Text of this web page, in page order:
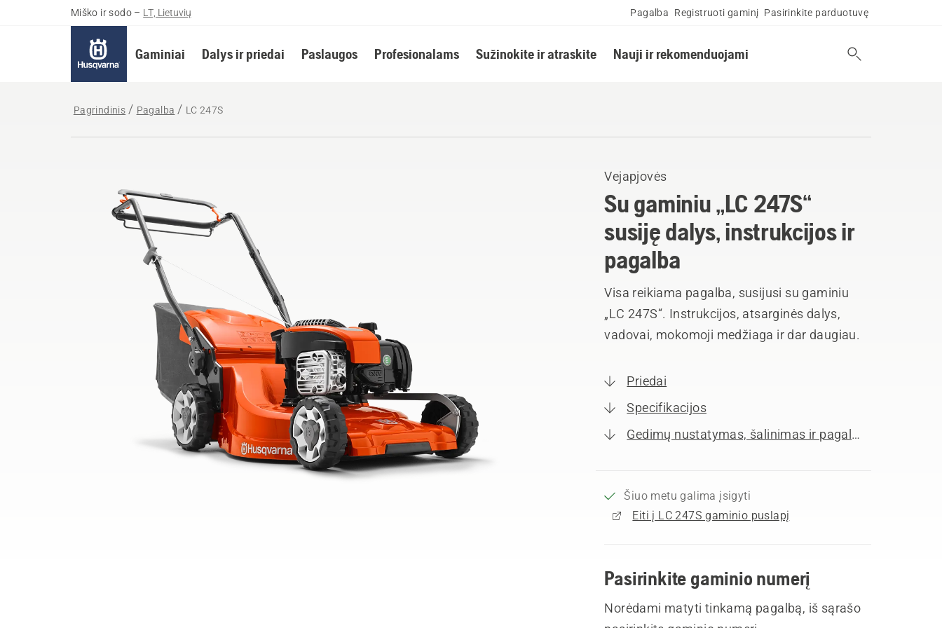
Miško ir sodo – LT, Lietuvių Pagalba Registruoti gaminį Pasirinkite parduotuvę
Gaminiai Dalys ir priedai Paslaugos Profesionalams Sužinokite ir atraskite Nauji ir rekomenduojami
Pagrindinis Pagalba LC 247S
Vejapjovės
Su gaminiu „LC 247S“
susiję dalys, instrukcijos ir
pagalba
Visa reikiama pagalba, susijusi su gaminiu
„LC 247S“. Instrukcijos, atsarginės dalys,
vadovai, mokomoji medžiaga ir dar daugiau.
Priedai
Specifikacijos
Gedimų nustatymas, šalinimas ir pagalba
Šiuo metu galima įsigyti
Eiti į LC 247S gaminio puslapį
Pasirinkite gaminio numerį
Norėdami matyti tinkamą pagalbą, iš sąrašo